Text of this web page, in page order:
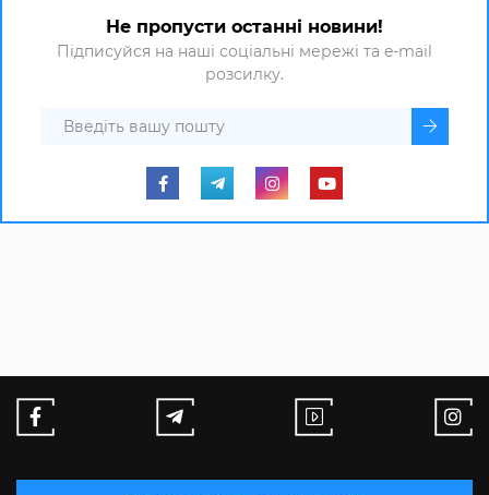
Не пропусти останні новини!
Підписуйся на наші соціальні мережі та e-mail
розсилку.